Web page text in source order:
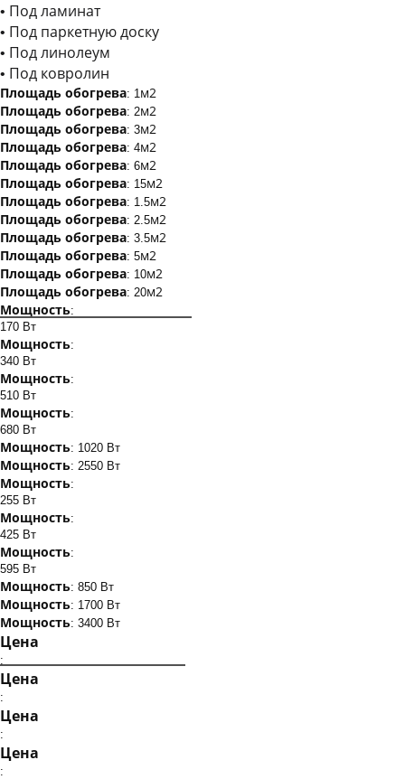
Под ламинат
Под паркетную доску
Под линолеум
Под ковролин
Площадь обогрева: 1м2
Площадь обогрева: 2м2
Площадь обогрева: 3м2
Площадь обогрева: 4м2
Площадь обогрева: 6м2
Площадь обогрева: 15м2
Площадь обогрева: 1.5м2
Площадь обогрева: 2.5м2
Площадь обогрева: 3.5м2
Площадь обогрева: 5м2
Площадь обогрева: 10м2
Площадь обогрева: 20м2
Мощность:
170 Вт
Мощность:
340 Вт
Мощность:
510 Вт
Мощность:
680 Вт
Мощность: 1020 Вт
Мощность: 2550 Вт
Мощность:
255 Вт
Мощность:
425 Вт
Мощность:
595 Вт
Мощность: 850 Вт
Мощность: 1700 Вт
Мощность: 3400 Вт
Цена
:
Цена
:
Цена
:
Цена
: